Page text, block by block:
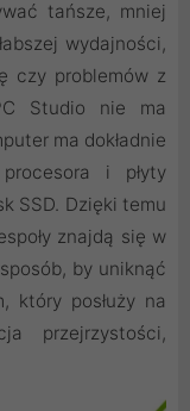
tańsze, mniej
wydajności,
czy problemów z
Studio nie ma
ma dokładnie
i płyty
SSD. Dzięki temu
znajdą się w
by uniknąć
który posłuży na
przejrzystości,